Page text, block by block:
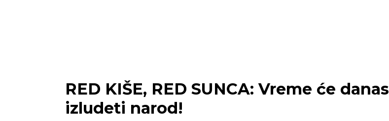
RED KIŠE, RED SUNCA: Vreme će danas
izludeti narod!